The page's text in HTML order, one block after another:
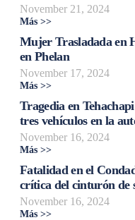
November 21, 2024
Más >>
Mujer Trasladada en
en Phelan
November 17, 2024
Más >>
Tragedia en
tres vehículos en la
November 16, 2024
Más >>
Fatalidad en el
crítica del cinturón de
November 16, 2024
Más >>